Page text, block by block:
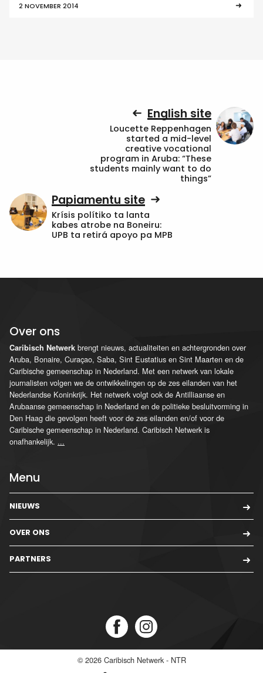
2 NOVEMBER 2014
English site
Loucette Reppenhagen
started a mid-level
creative vocational
program in Aruba: “These
students mainly want to do
things”
Papiamentu site
Krísis polítiko ta lanta
kabes atrobe na Boneiru:
UPB ta retirá apoyo pa MPB
Over ons
Caribisch Netwerk brengt nieuws, actualiteiten en achtergronden over
Aruba, Bonaire, Curaçao, Saba, Sint Eustatius en Sint Maarten en de
Caribische gemeenschap in Nederland. Met een netwerk van lokale
journalisten volgen we de ontwikkelingen op de zes eilanden van het
Nederlandse Koninkrijk. Het netwerk volgt ook de Antilliaanse en
Arubaanse gemeenschap in Nederland en de politieke besluitvorming in
Den Haag die gevolgen heeft voor de zes eilanden en/of voor de
Caribische gemeenschap in Nederland. Caribisch Netwerk is
onafhankelijk. ...
Menu
NIEUWS
OVER ONS
PARTNERS
© 2026 Caribisch Netwerk - NTR